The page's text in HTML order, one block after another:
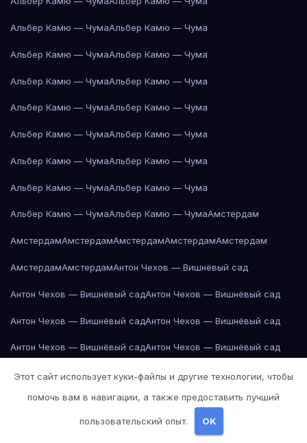
Альбер Камю — ЧумаАльбер Камю — Чума
Альбер Камю — ЧумаАльбер Камю — Чума
Альбер Камю — ЧумаАльбер Камю — Чума
Альбер Камю — ЧумаАльбер Камю — Чума
Альбер Камю — ЧумаАльбер Камю — Чума
Альбер Камю — ЧумаАльбер Камю — Чума
Альбер Камю — ЧумаАльбер Камю — Чума
Альбер Камю — ЧумаАльбер Камю — ЧумаАмстердам
АмстердамАмстердамАмстердамАмстердамАмстердам
АмстердамАмстердамАнтон Чехов — Вишнёвый сад
Антон Чехов — Вишнёвый садАнтон Чехов — Вишнёвый сад
Антон Чехов — Вишнёвый садАнтон Чехов — Вишнёвый сад
Антон Чехов — Вишнёвый садАнтон Чехов — Вишнёвый сад
Антон Чехов — Вишнёвый садАнтон Чехов — Вишнёвый сад
Антон Чехов — Вишнёвый садАнтон Чехов — Вишнёвый сад
Антон Чехов — Вишнёвый садАнтон Чехов — Вишнёвый сад
Этот сайт использует куки-файлы и другие технологии, чтобы
помочь вам в навигации, а также предоставить лучший
пользовательский опыт. OK